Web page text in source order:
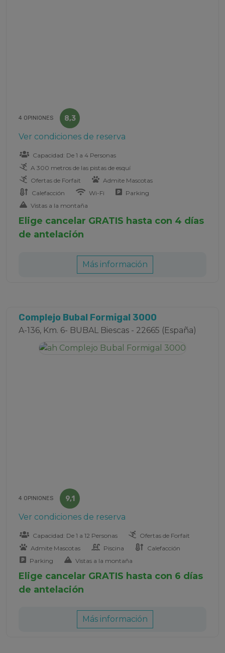
4 OPINIONES 8,3
Ver condiciones de reserva
Capacidad: De 1 a 4 Personas
A 300 metros de las pistas de esquí
Ofertas de Forfait
Admite Mascotas
Calefacción
Wi-Fi
Parking
Vistas a la montaña
Elige cancelar GRATIS hasta con 4 días
de antelación
Más información
Complejo Bubal Formigal 3000
A-136, Km. 6- BUBAL Biescas - 22665 (España)
4 OPINIONES 9,1
Ver condiciones de reserva
Capacidad: De 1 a 12 Personas
Ofertas de Forfait
Admite Mascotas
Piscina
Calefacción
Parking
Vistas a la montaña
Elige cancelar GRATIS hasta con 6 días
de antelación
Más información